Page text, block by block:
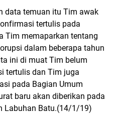
data temuan itu Tim awak
tertulis pada
Tim memaparkan tentang
dalam beberapa tahun
ini di muat Tim belum
tertulis dan Tim juga
pada Bagian Umum
baru akan diberikan pada
Labuhan Batu.(14/1/19)